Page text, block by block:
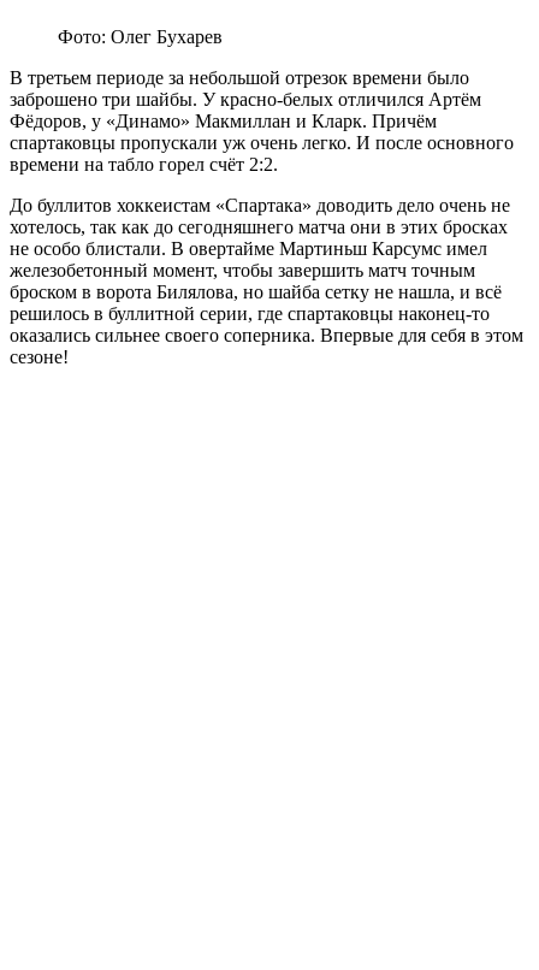
Фото: Олег Бухарев
В третьем периоде за небольшой отрезок времени было
заброшено три шайбы. У красно-белых отличился Артём
Фёдоров, у «Динамо» Макмиллан и Кларк. Причём
спартаковцы пропускали уж очень легко. И после основного
времени на табло горел счёт 2:2.
До буллитов хоккеистам «Спартака» доводить дело очень не
хотелось, так как до сегодняшнего матча они в этих бросках
не особо блистали. В овертайме Мартиньш Карсумс имел
железобетонный момент, чтобы завершить матч точным
броском в ворота Билялова, но шайба сетку не нашла, и всё
решилось в буллитной серии, где спартаковцы наконец-то
оказались сильнее своего соперника. Впервые для себя в этом
сезоне!